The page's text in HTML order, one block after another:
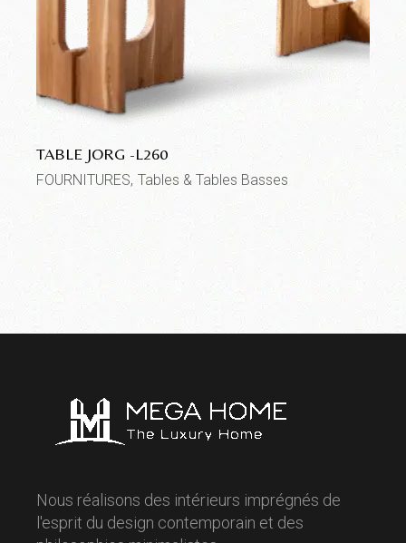
TABLE JORG -L260
FOURNITURES Tables & Tables Basses
Nous réalisons des intérieurs imprégnés de
l'esprit du design contemporain et des